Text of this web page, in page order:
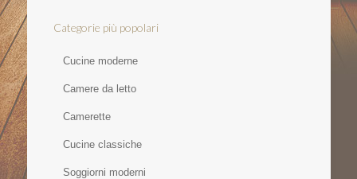
Categorie più popolari
Cucine moderne
Camere da letto
Camerette
Cucine classiche
Soggiorni moderni